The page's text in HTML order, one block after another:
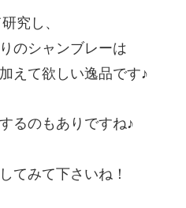
究し、
のシャンブレーは
えて欲しい逸品です♪
るのもありですね♪
てみて下さいね！